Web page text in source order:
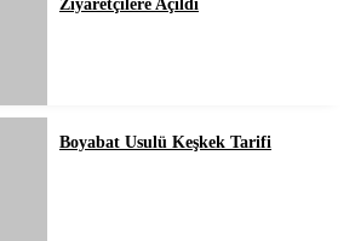
Ziyaretçilere Açıldı
Boyabat Usulü Keşkek Tarifi